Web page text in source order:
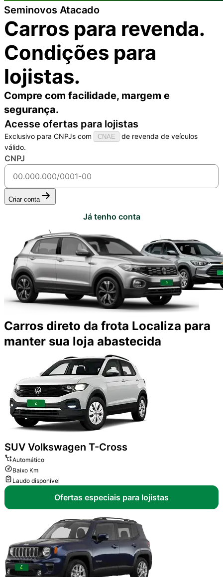
Seminovos Atacado
Carros para revenda.
Condições para
lojistas.
Compre com facilidade, margem e
segurança.
Acesse ofertas para lojistas
Exclusivo para CNPJs com CNAE
de revenda de veículos
válido.
CNPJ
Criar conta
Já tenho conta
Carros direto da frota Localiza para
manter sua loja abastecida
SUV Volkswagen T-Cross
Automático
Baixo Km
Laudo disponível
Ofertas especiais para lojistas